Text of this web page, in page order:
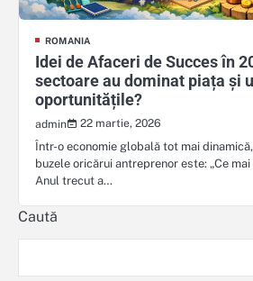
ROMANIA
Idei de Afaceri de Succes în
sectoare au dominat piața și
oportunitățile?
admin
22 martie, 2026
Într-o economie globală tot mai
buzele oricărui antreprenor este: „Ce
Anul trecut a…
Caută